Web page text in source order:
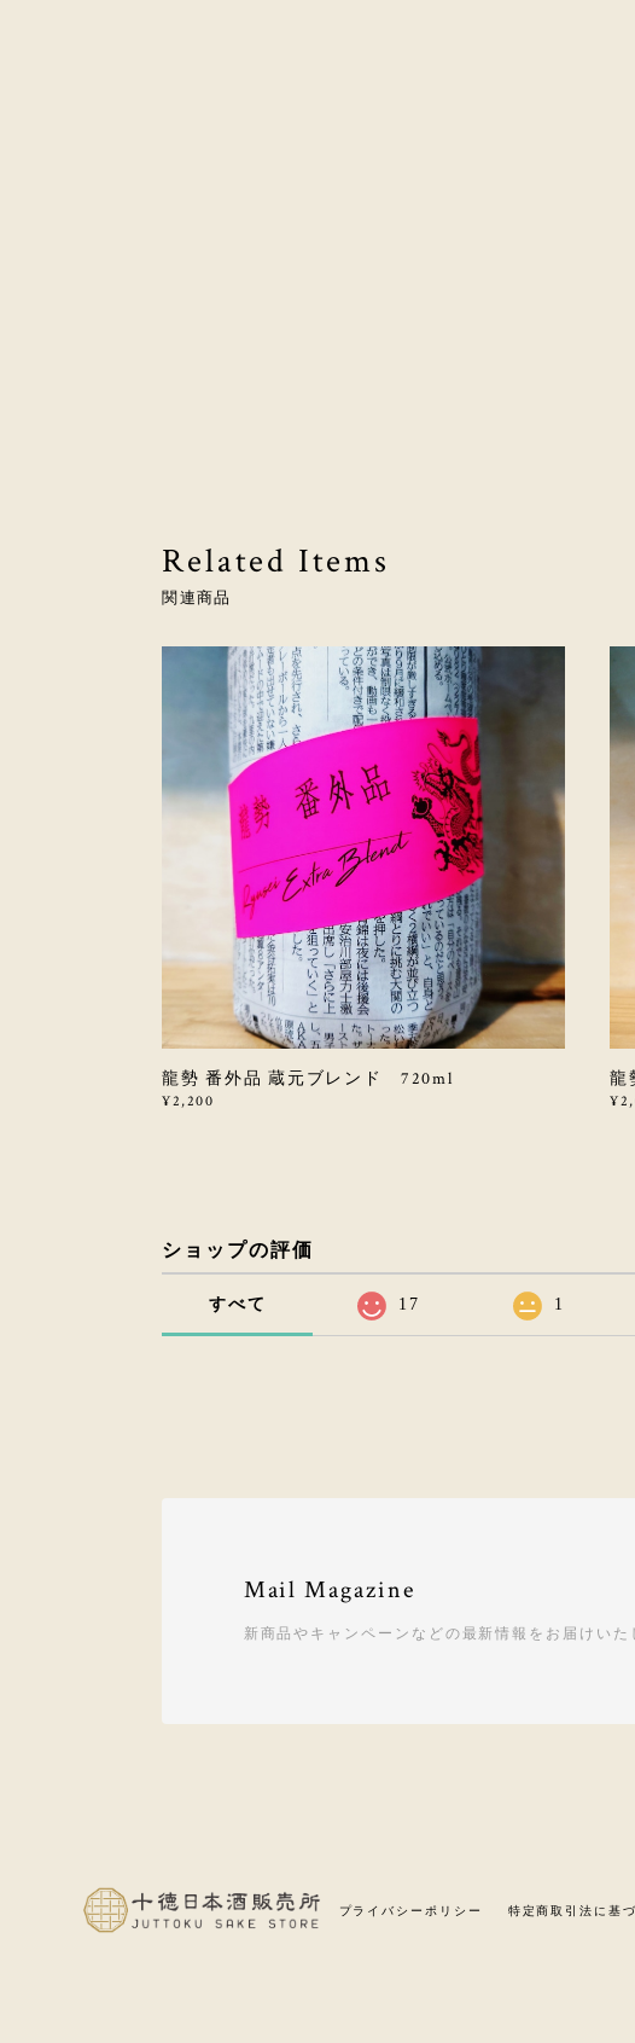
Related Items
関連商品
龍勢 番外品 蔵元ブレンド 720ml
¥2,200
龍
ショップの評価
すべて 17 1
Mail Magazine
新商品やキャンペーンなどの最新情報をお届けいた
プライバシーポリシー 特定商取引法に基